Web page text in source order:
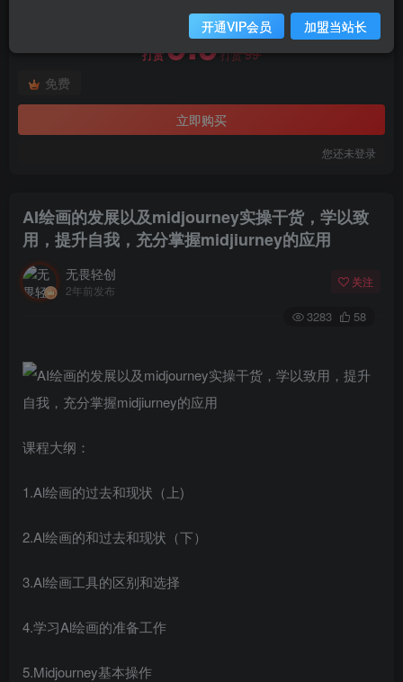
此内容为付费阅读，请付费后查看
打赏9.9打赏99
免费
立即购买
您还未登录
AI绘画的发展以及midjourney实操干货，​学以致
用，提升自我，充分掌握midjiurney的应用
无畏轻创
2年前发布
关注
3283 58
课程大纲：
1.Al绘画的过去和现状（上)
2.Al绘画的和过去和现状（下）
3.Al绘画工具的区别和选择
4.学习Al绘画的准备工作
5.Midjourney基本操作
开通VIP会员 加盟当站长